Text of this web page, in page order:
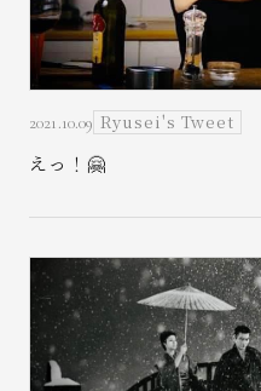
2021.10.09 Ryusei's Tweet
えっ！🤗